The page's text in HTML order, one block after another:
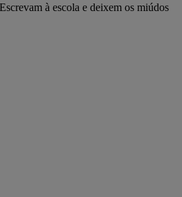
à escola e deixem os miúdos